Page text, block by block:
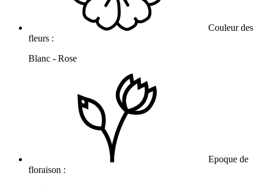
Couleur des
fleurs :
Blanc - Rose
Epoque de
floraison :